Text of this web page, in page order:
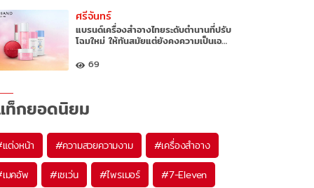
ศรีจันทร์
แบรนด์เครื่องสำอางไทยระดับตำนานที่ปรับ
โฉมใหม่ ให้ทันสมัยแต่ยังคงความเป็นเอ…
69
ท็กยอดนิยม
แต่งหน้า #ความสวยความงาม #เครื่องสำอาง
เมคอัพ #เซเว่น #ไพรเมอร์ #7-Eleven